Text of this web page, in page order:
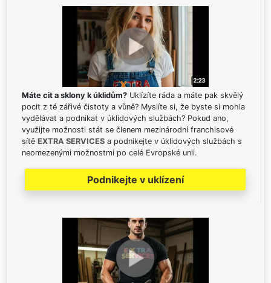
Máte cit a sklony k úklidům? Uklízíte ráda a máte pak skvělý
pocit z té zářivé čistoty a vůně? Myslíte si, že byste si mohla
vydělávat a podnikat v úklidových službách? Pokud ano,
využijte možnosti stát se členem mezinárodní franchisové
sítě EXTRA SERVICES a podnikejte v úklidových službách s
neomezenými možnostmi po celé Evropské unii.
Podnikejte v uklízení